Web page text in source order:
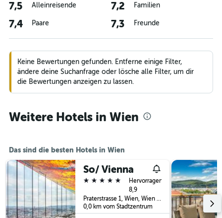
7,5 Alleinreisende 7,2 Familien
7,4 Paare 7,3 Freunde
Keine Bewertungen gefunden. Entferne einige Filter,
ändere deine Suchanfrage oder lösche alle Filter, um dir
die Bewertungen anzeigen zu lassen.
Weitere Hotels in Wien
Das sind die besten Hotels in Wien
So/ Vienna
5 Sterne
Hervorragend
8,9
Praterstrasse 1, Wien, Wien (Bundesland), Österreich
0,0 km vom Stadtzentrum